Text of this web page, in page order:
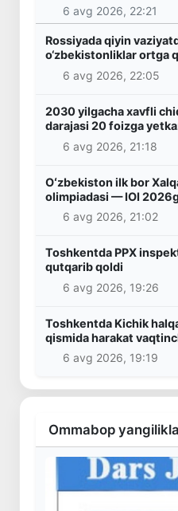
6 avg 2026, 22:21
Rossiyada qiyin
o‘zbekistonliklar ortga
6 avg 2026, 22:05
2030 yilgacha xavfli
darajasi 20 foizga
6 avg 2026, 21:18
Oʻzbekiston ilk bor
olimpiadasi — IOI
6 avg 2026, 21:02
Toshkentda PPX
qutqarib qoldi
6 avg 2026, 19:26
Toshkentda Kichik
qismida harakat
6 avg 2026, 19:19
Ommabop